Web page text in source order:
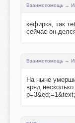
Взаимопомощь →
кефирка, так
сейчас он
Взаимопомощь →
На ныне
вряд